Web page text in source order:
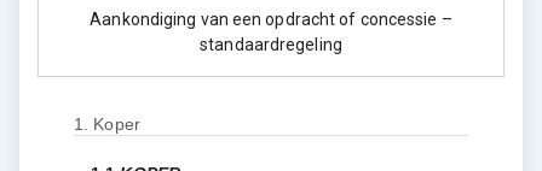
Aankondiging van een opdracht of concessie –
standaardregeling
1. Koper